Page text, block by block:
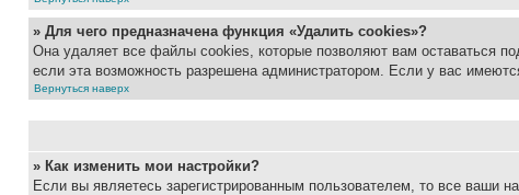
» Для чего предназначена функция «Удалить cookies»?
Она удаляет все файлы cookies, которые позволяют вам оставаться
если эта возможность разрешена администратором. Если у вас
Вернуться наверх
» Как изменить мои настройки?
Если вы являетесь зарегистрированным пользователем, то все ваши